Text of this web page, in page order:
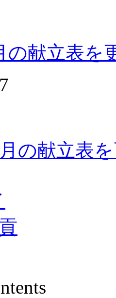
の献立表を
の献立表